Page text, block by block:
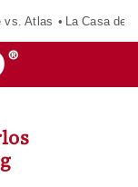
vs. Atlas La Casa de